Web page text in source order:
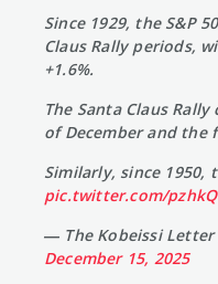
Since 1929, the S&P
Claus Rally periods,
+1.6%.
The Santa Claus
of December and the
Similarly, since 1950,
pic.twitter.com/
— The Kobeissi Letter
December 15, 2025